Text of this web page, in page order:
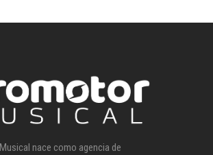
Musical nace como agencia de